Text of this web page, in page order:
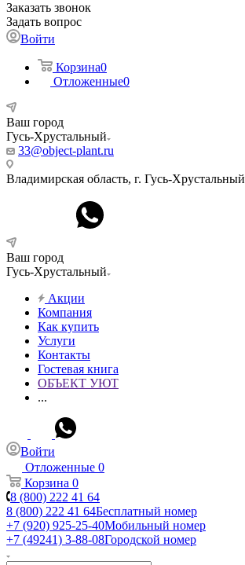
Заказать звонок
Задать вопрос
Войти
Корзина0
Отложенные0
Ваш город
Гусь-Хрустальный
33@object-plant.ru
Владимирская область, г. Гусь-Хрустальный
Ваш город
Гусь-Хрустальный
Акции
Компания
Как купить
Услуги
Контакты
Гостевая книга
ОБЪЕКТ УЮТ
...
Войти
Отложенные 0
Корзина 0
8 (800) 222 41 64
8 (800) 222 41 64Бесплатный номер
+7 (920) 925-25-40Мобильный номер
+7 (49241) 3-88-08Городской номер